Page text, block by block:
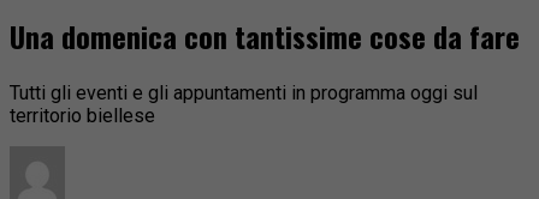
Una domenica con tantissime cose da fare
Tutti gli eventi e gli appuntamenti in programma oggi sul
territorio biellese